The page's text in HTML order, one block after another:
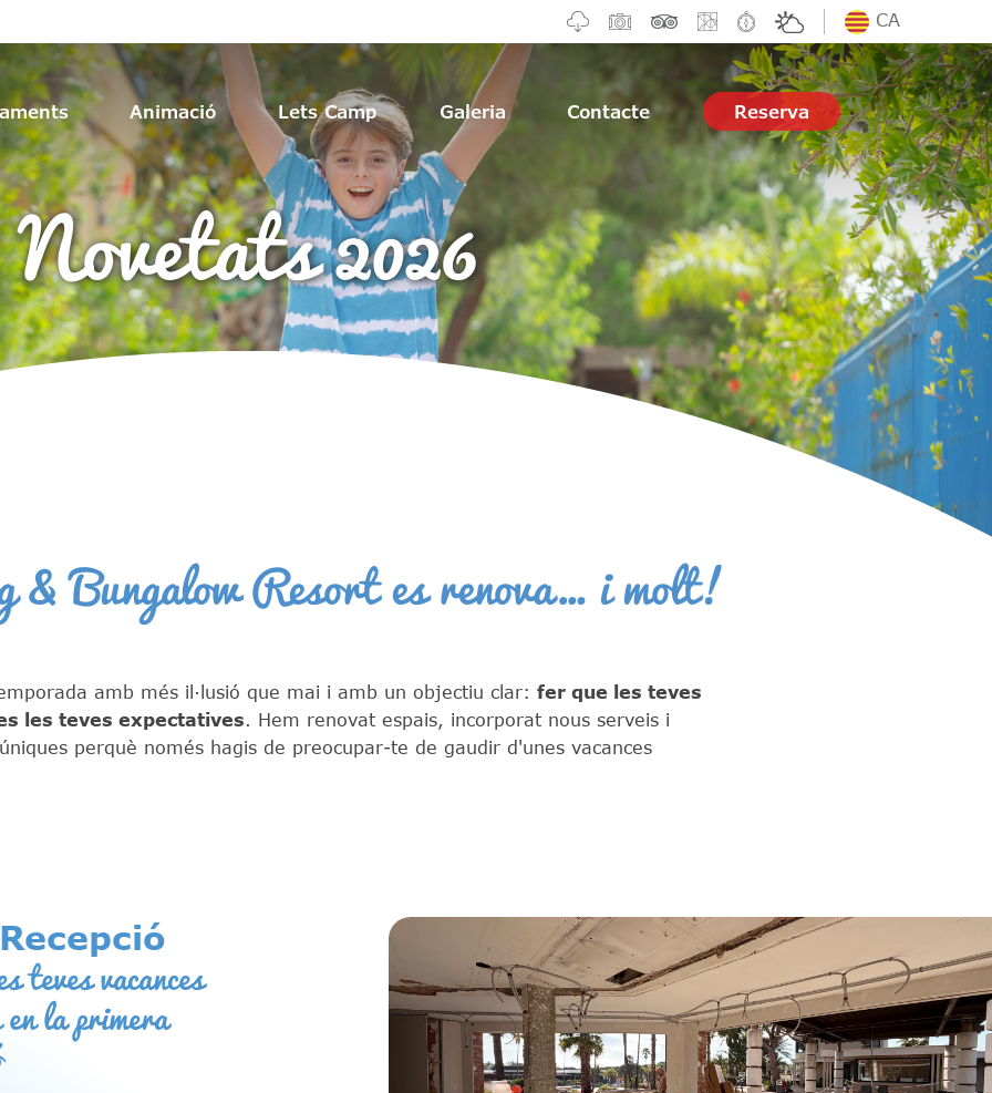
CA
Animació Lets Camp Galeria Contacte Reserva
Novetats 2026
& Bungalow Resort es renova… i molt!
amb més il·lusió que mai i amb un objectiu clar: fer que les teves
les teves expectatives. Hem renovat espais, incorporat nous serveis i
perquè només hagis de preocupar-te de gaudir d'unes vacances
teves vacances
en la primera